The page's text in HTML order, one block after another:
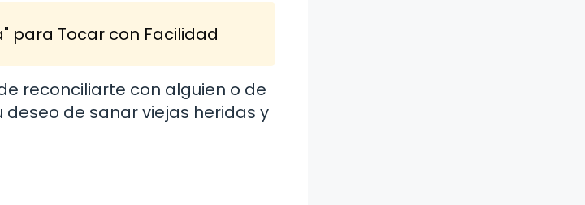
para Tocar con Facilidad
reconciliarte con alguien o de
de sanar viejas heridas y